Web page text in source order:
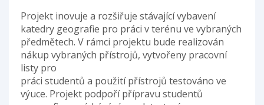
Projekt inovuje a rozšiřuje stávající vybavení
katedry geografie pro práci v terénu ve vybraných
předmětech. V rámci projektu bude realizován
nákup vybraných přístrojů, vytvořeny pracovní
listy pro
práci studentů a použití přístrojů testováno ve
výuce. Projekt podpoří přípravu studentů